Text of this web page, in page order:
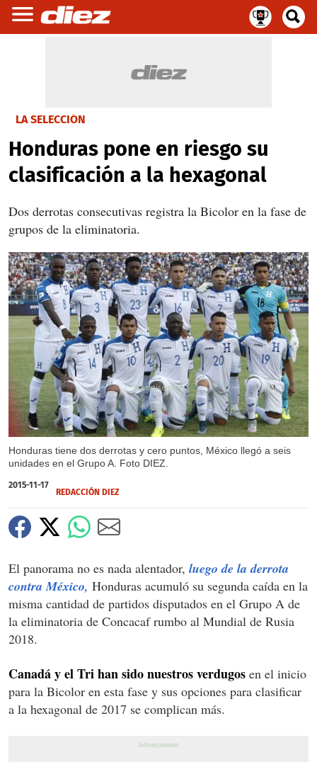
LA SELECCIÓN
Honduras pone en riesgo su
clasificación a la hexagonal
Dos derrotas consecutivas registra la Bicolor en la fase de
grupos de la eliminatoria.
Honduras tiene dos derrotas y cero puntos, México llegó a seis
unidades en el Grupo A. Foto DIEZ.
X
2015-11-17
REDACCIÓN DIEZ
El panorama no es nada alentador, luego de la derrota
contra México, Honduras acumuló su segunda caída en la
misma cantidad de partidos disputados en el Grupo A de
la eliminatoria de Concacaf rumbo al Mundial de Rusia
2018.
Canadá y el Tri han sido nuestros verdugos en el inicio
para la Bicolor en esta fase y sus opciones para clasificar
a la hexagonal de 2017 se complican más.